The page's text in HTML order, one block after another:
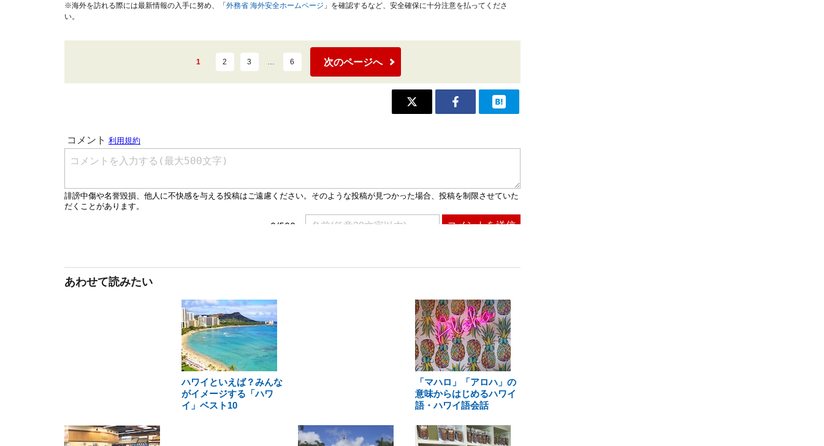
※海外を訪れる際には最新情報の入手に努め、「 外務省 海外安全ホームページ 」を確認するなど、安全確保に十分注意を払ってくださ
い。
1 2 3 … 6 次のページへ
あわせて読みたい
ハワイといえば？みんな
がイメージする「ハワ
イ」ベスト10
「マハロ」「アロハ」の
意味からはじめるハワイ
語・ハワイ語会話